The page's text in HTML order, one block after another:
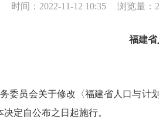
时间：2022-11-12 10:35 浏览量：
福建
员会关于修改〈福建省人口与计
定自公布之日起施行。